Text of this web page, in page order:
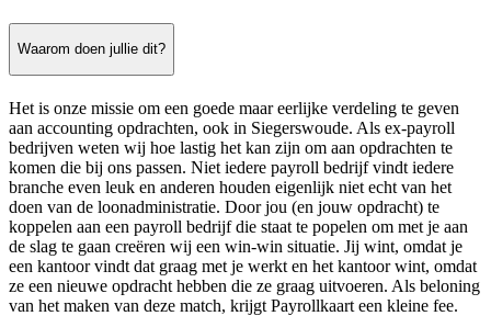
Waarom doen jullie dit?
Het is onze missie om een goede maar eerlijke verdeling te geven
aan accounting opdrachten, ook in Siegerswoude. Als ex-payroll
bedrijven weten wij hoe lastig het kan zijn om aan opdrachten te
komen die bij ons passen. Niet iedere payroll bedrijf vindt iedere
branche even leuk en anderen houden eigenlijk niet echt van het
doen van de loonadministratie. Door jou (en jouw opdracht) te
koppelen aan een payroll bedrijf die staat te popelen om met je aan
de slag te gaan creëren wij een win-win situatie. Jij wint, omdat je
een kantoor vindt dat graag met je werkt en het kantoor wint, omdat
ze een nieuwe opdracht hebben die ze graag uitvoeren. Als beloning
van het maken van deze match, krijgt Payrollkaart een kleine fee.